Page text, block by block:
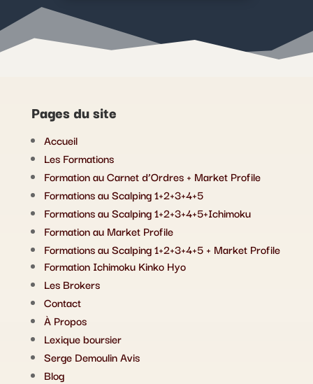
Pages du site
Accueil
Les Formations
Formation au Carnet d’Ordres + Market Profile
Formations au Scalping 1+2+3+4+5
Formations au Scalping 1+2+3+4+5+Ichimoku
Formation au Market Profile
Formations au Scalping 1+2+3+4+5 + Market Profile
Formation Ichimoku Kinko Hyo
Les Brokers
Contact
À Propos
Lexique boursier
Serge Demoulin Avis
Blog